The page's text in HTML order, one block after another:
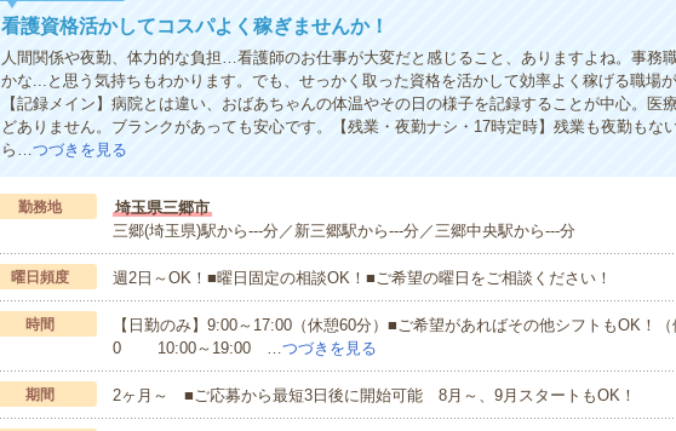
看護資格活かしてコスパよく稼ぎませんか！
人間関係や夜勤、体力的な負担…看護師のお仕事が大変だと感じること、ありますよね。事務
かな...と思う気持ちもわかります。でも、せっかく取った資格を活かして効率よく稼げる職場が
【記録メイン】病院とは違い、おばあちゃんの体温やその日の様子を記録することが中心。医
どありません。ブランクがあっても安心です。【残業・夜勤ナシ・17時定時】残業も夜勤もな
ら…つづきを見る
勤務地
埼玉県三郷市
三郷(埼玉県)駅から---分／新三郷駅から---分／三郷中央駅から---分
曜日頻度 週2日～OK！■曜日固定の相談OK！■ご希望の曜日をご相談ください！
時間
【日勤のみ】9:00～17:00（休憩60分）■ご希望があればその他シフトもOK！
0 10:00～19:00 …つづきを見る
期間 2ヶ月～ ■ご応募から最短3日後に開始可能 8月～、9月スタートもOK！